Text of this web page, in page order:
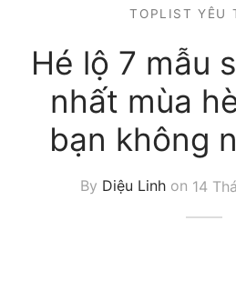
TOPLIST YÊU
Hé lộ 7 mẫu
nhất mùa
bạn không
By Diệu Linhon 14